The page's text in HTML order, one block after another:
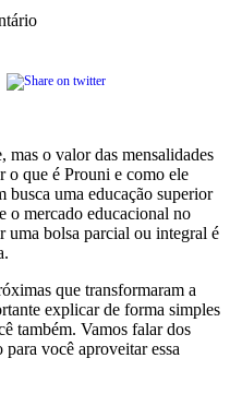
mas o valor das mensalidades
o que é Prouni e como ele
busca uma educação superior
o mercado educacional no
uma bolsa parcial ou integral é
que transformaram a
explicar de forma simples
também. Vamos falar dos
você aproveitar essa